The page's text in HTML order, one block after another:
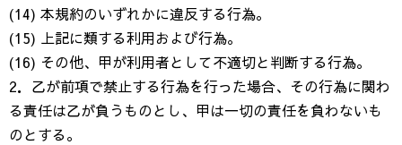
(14) 本規約のいずれかに違反する行為。
(15) 上記に類する利用および行為。
(16) その他、甲が利用者として不適切と判断する行為。
2．乙が前項で禁止する行為を行った場合、その行為に関わ
る責任は乙が負うものとし、甲は一切の責任を負わないも
のとする。